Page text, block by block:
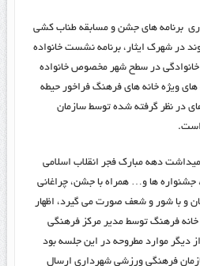
برنامه های جشن و مسابقه طناب کشی
شهروند در شهرک ایثار، برنامه نشست خانواده
خانوادگی در سطح شهر مخصوص خانواده
های ویژه خانه های فرهنگ فراخور حیطه
های در نظر گرفته شده توسط سازمان
است.
دهه مبارک فجر انقلاب اسلامی
جشنواره ها و… همراه با جشن، چراغانی
و با شور و شعف صورت می گیرد، اظهار
فرهنگ توسط مدیر مرکز فرهنگی
دیگر موارد مطروحه در این جلسه بود
فرهنگی ورزشی شهرداری ارسال